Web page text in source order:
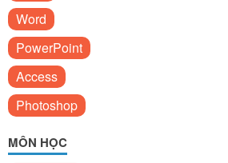
Word
PowerPoint
Access
Photoshop
MÔN HỌC